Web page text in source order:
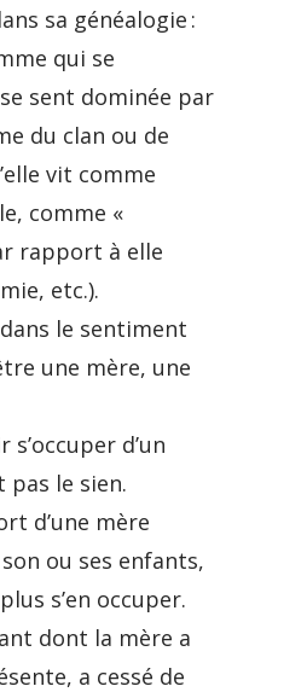
sa généalogie :
qui se
sent dominée par
du clan ou de
vit comme
comme «
rapport à elle
etc.).
le sentiment
une mère, une
d’un
pas le sien.
d’une mère
ou ses enfants,
s’en occuper.
dont la mère a
a cessé de